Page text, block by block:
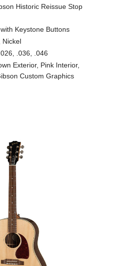
Historic Reissue Stop
Keystone Buttons
Nickel
.036, .046
Exterior, Pink Interior,
Custom Graphics